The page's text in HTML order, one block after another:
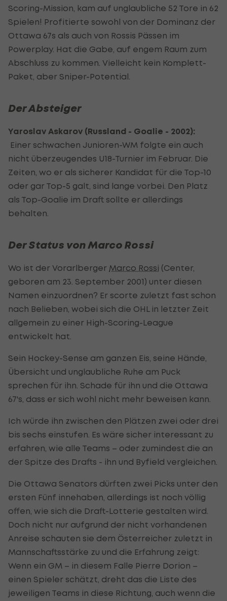
Scoring-Mission, kam auf unglaubliche 52 Tore in 62
Spielen! Profitierte sowohl von der Dominanz der
Ottawa 67s als auch von Rossis Pässen im
Powerplay. Hat die Gabe, auf engem Raum zum
Abschluss zu kommen. Vielleicht kein Komplett-
Paket, aber Sniper-Potential.
Der Absteiger
Yaroslav Askarov (Russland - Goalie - 2002):
Einer schwachen Junioren-WM folgte ein auch
nicht überzeugendes U18-Turnier im Februar. Die
Zeiten, wo er als sicherer Kandidat für die Top-10
oder gar Top-5 galt, sind lange vorbei. Den Platz
als Top-Goalie im Draft sollte er allerdings
behalten.
Der Status von Marco Rossi
Wo ist der Vorarlberger Marco Rossi (Center,
geboren am 23. September 2001) unter diesen
Namen einzuordnen? Er scorte zuletzt fast schon
nach Belieben, wobei sich die OHL in letzter Zeit
allgemein zu einer High-Scoring-League
entwickelt hat.
Sein Hockey-Sense am ganzen Eis, seine Hände,
Übersicht und unglaubliche Ruhe am Puck
sprechen für ihn. Schade für ihn und die Ottawa
67's, dass er sich wohl nicht mehr beweisen kann.
Ich würde ihn zwischen den Plätzen zwei oder drei
bis sechs einstufen. Es wäre sicher interessant zu
erfahren, wie alle Teams – oder zumindest die an
der Spitze des Drafts - ihn und Byfield vergleichen.
Die Ottawa Senators dürften zwei Picks unter den
ersten Fünf innehaben, allerdings ist noch völlig
offen, wie sich die Draft-Lotterie gestalten wird.
Doch nicht nur aufgrund der nicht vorhandenen
Anreise schauten sie dem Österreicher zuletzt in
Mannschaftsstärke zu und die Erfahrung zeigt:
Wenn ein GM – in diesem Falle Pierre Dorion –
einen Spieler schätzt, dreht das die Liste des
jeweiligen Teams in diese Richtung, auch wenn die